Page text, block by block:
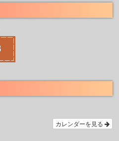
カレンダーを見る